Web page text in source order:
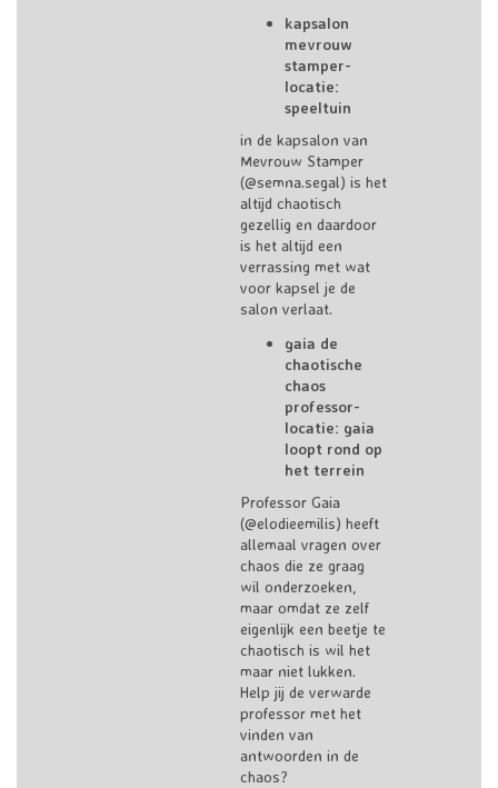
kapsalon
mevrouw
stamper-
locatie:
speeltuin
in de kapsalon van
Mevrouw Stamper
(@semna.segal) is het
altijd chaotisch
gezellig en daardoor
is het altijd een
verrassing met wat
voor kapsel je de
salon verlaat.
gaia de
chaotische
chaos
professor-
locatie: gaia
loopt rond op
het terrein
Professor Gaia
(@elodieemilis) heeft
allemaal vragen over
chaos die ze graag
wil onderzoeken,
maar omdat ze zelf
eigenlijk een beetje te
chaotisch is wil het
maar niet lukken.
Help jij de verwarde
professor met het
vinden van
antwoorden in de
chaos?